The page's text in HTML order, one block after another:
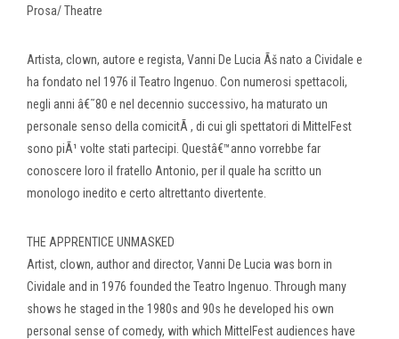
Prosa/ Theatre
Artista, clown, autore e regista, Vanni De Lucia Ãš nato a Cividale e
ha fondato nel 1976 il Teatro Ingenuo. Con numerosi spettacoli,
negli anni â€˜80 e nel decennio successivo, ha maturato un
personale senso della comicitÃ , di cui gli spettatori di MittelFest
sono piÃ¹ volte stati partecipi. Questâ€™anno vorrebbe far
conoscere loro il fratello Antonio, per il quale ha scritto un
monologo inedito e certo altrettanto divertente.
THE APPRENTICE UNMASKED
Artist, clown, author and director, Vanni De Lucia was born in
Cividale and in 1976 founded the Teatro Ingenuo. Through many
shows he staged in the 1980s and 90s he developed his own
personal sense of comedy, with which MittelFest audiences have